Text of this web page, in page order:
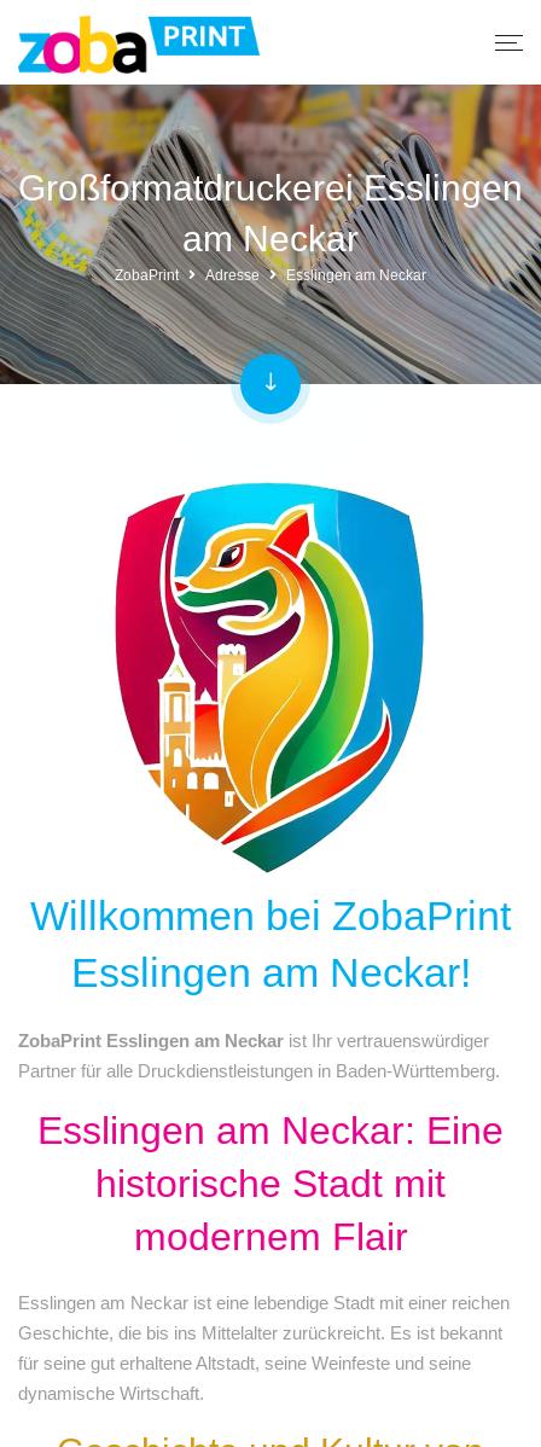
Großformatdruckerei Esslingen
am Neckar
ZobaPrint Adresse Esslingen am Neckar
Willkommen bei ZobaPrint
Esslingen am Neckar!
ZobaPrint Esslingen am Neckar ist Ihr vertrauenswürdiger
Partner für alle Druckdienstleistungen in Baden-Württemberg.
Esslingen am Neckar: Eine
historische Stadt mit
modernem Flair
Esslingen am Neckar ist eine lebendige Stadt mit einer reichen
Geschichte, die bis ins Mittelalter zurückreicht. Es ist bekannt
für seine gut erhaltene Altstadt, seine Weinfeste und seine
dynamische Wirtschaft.